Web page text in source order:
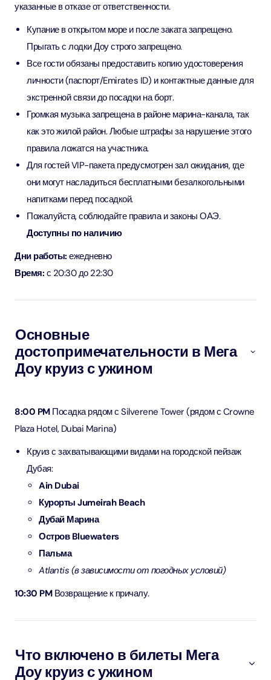
указанные в отказе от ответственности.
Купание в открытом море и после заката запрещено.
Прыгать с лодки Доу строго запрещено.
Все гости обязаны предоставить копию удостоверения
личности (паспорт/Emirates ID) и контактные данные для
экстренной связи до посадки на борт.
Громкая музыка запрещена в районе марина-канала, так
как это жилой район. Любые штрафы за нарушение этого
правила ложатся на участника.
Для гостей VIP-пакета предусмотрен зал ожидания, где
они могут насладиться бесплатными безалкогольными
напитками перед посадкой.
Пожалуйста, соблюдайте правила и законы ОАЭ.
Доступны по наличию
Дни работы: ежедневно
Время: с 20:30 до 22:30
Основные
достопримечательности в Мега
Доу круиз с ужином
8:00 PMПосадка рядом с Silverene Tower (рядом с Crowne
Plaza Hotel, Dubai Marina)
Круиз с захватывающими видами на городской пейзаж
Дубая:
Ain Dubai
Курорты Jumeirah Beach
Дубай Марина
Остров Bluewaters
Пальма
Atlantis (в зависимости от погодных условий)
10:30 PMВозвращение к причалу.
Что включено в билеты Мега
Доу круиз с ужином